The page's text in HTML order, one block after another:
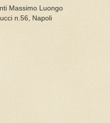
Massimo Luongo
n.56, Napoli